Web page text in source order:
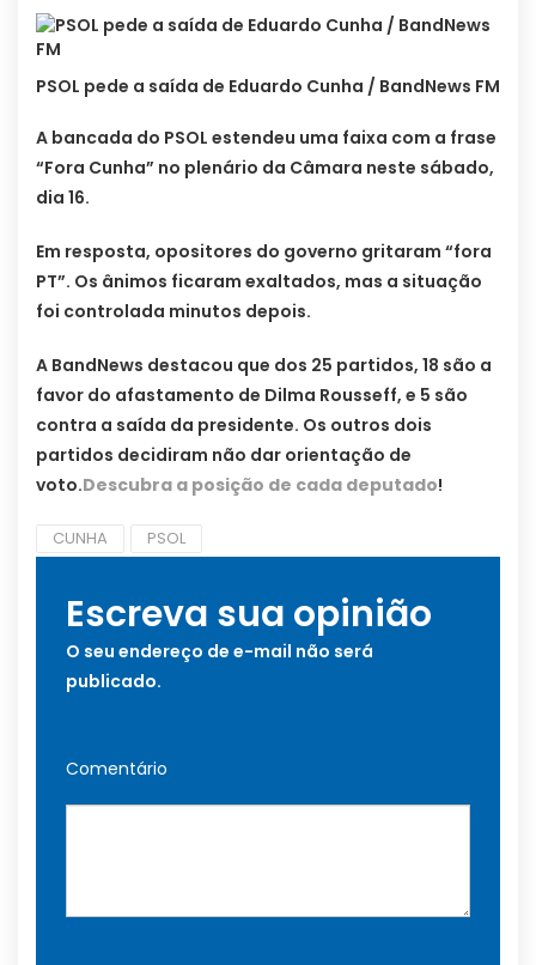
PSOL pede a saída de Eduardo Cunha / BandNews FM
A bancada do PSOL estendeu uma faixa com a frase
“Fora Cunha” no plenário da Câmara neste sábado,
dia 16.
Em resposta, opositores do governo gritaram “fora
PT”. Os ânimos ficaram exaltados, mas a situação
foi controlada minutos depois.
A BandNews destacou que dos 25 partidos, 18 são a
favor do afastamento de Dilma Rousseff, e 5 são
contra a saída da presidente. Os outros dois
partidos decidiram não dar orientação de
voto.Descubra a posição de cada deputado!
CUNHA PSOL
Escreva sua opinião
O seu endereço de e-mail não será
publicado.
Comentário